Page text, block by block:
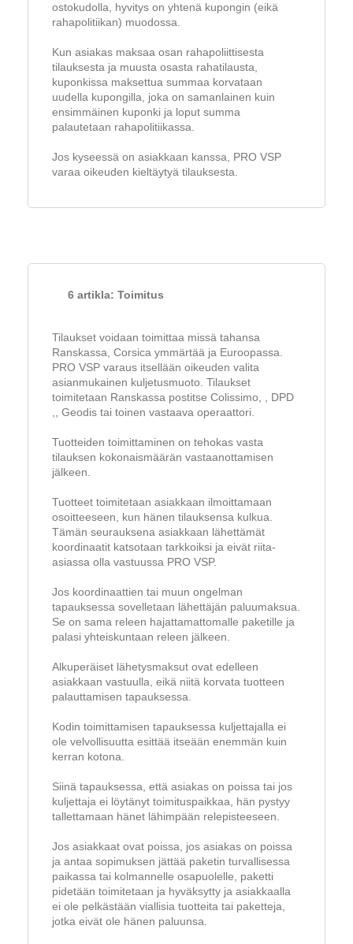
ostokudolla, hyvitys on yhtenä kupongin (eikä
rahapolitiikan) muodossa.
Kun asiakas maksaa osan rahapoliittisesta
tilauksesta ja muusta osasta rahatilausta,
kuponkissa maksettua summaa korvataan
uudella kupongilla, joka on samanlainen kuin
ensimmäinen kuponki ja loput summa
palautetaan rahapolitiikassa.
Jos kyseessä on asiakkaan kanssa, PRO VSP
varaa oikeuden kieltäytyä tilauksesta.
6 artikla: Toimitus
Tilaukset voidaan toimittaa missä tahansa
Ranskassa, Corsica ymmärtää ja Euroopassa.
PRO VSP varaus itsellään oikeuden valita
asianmukainen kuljetusmuoto. Tilaukset
toimitetaan Ranskassa postitse Colissimo, , DPD
,, Geodis tai toinen vastaava operaattori.
Tuotteiden toimittaminen on tehokas vasta
tilauksen kokonaismäärän vastaanottamisen
jälkeen.
Tuotteet toimitetaan asiakkaan ilmoittamaan
osoitteeseen, kun hänen tilauksensa kulkua.
Tämän seurauksena asiakkaan lähettämät
koordinaatit katsotaan tarkkoiksi ja eivät riita-
asiassa olla vastuussa PRO VSP.
Jos koordinaattien tai muun ongelman
tapauksessa sovelletaan lähettäjän paluumaksua.
Se on sama releen hajattamattomalle paketille ja
palasi yhteiskuntaan releen jälkeen.
Alkuperäiset lähetysmaksut ovat edelleen
asiakkaan vastuulla, eikä niitä korvata tuotteen
palauttamisen tapauksessa.
Kodin toimittamisen tapauksessa kuljettajalla ei
ole velvollisuutta esittää itseään enemmän kuin
kerran kotona.
Siinä tapauksessa, että asiakas on poissa tai jos
kuljettaja ei löytänyt toimituspaikkaa, hän pystyy
tallettamaan hänet lähimpään relepisteeseen.
Jos asiakkaat ovat poissa, jos asiakas on poissa
ja antaa sopimuksen jättää paketin turvallisessa
paikassa tai kolmannelle osapuolelle, paketti
pidetään toimitetaan ja hyväksytty ja asiakkaalla
ei ole pelkästään viallisia tuotteita tai paketteja,
jotka eivät ole hänen paluunsa.